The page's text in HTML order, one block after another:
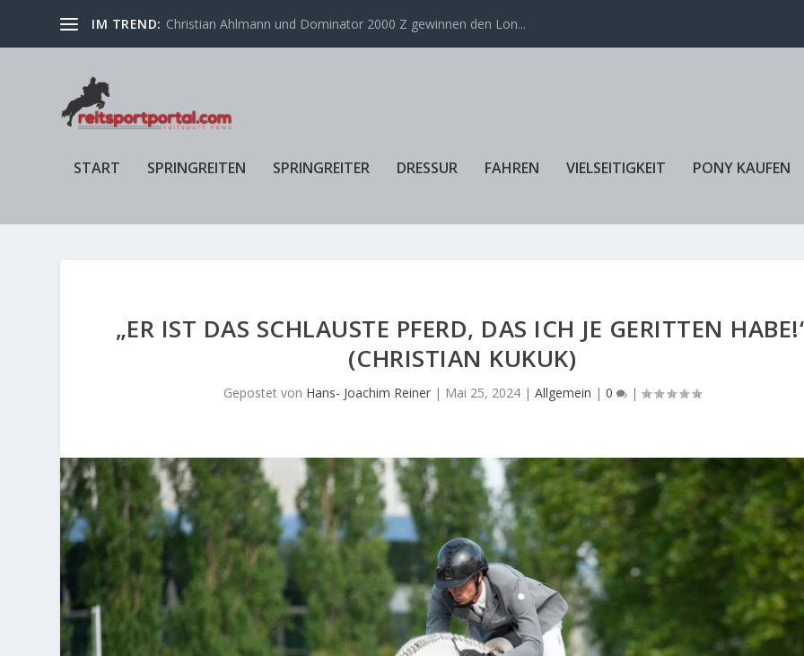
IM TREND: Christian Ahlmann und Dominator 2000 Z gewinnen den Lon...
START SPRINGREITEN SPRINGREITER DRESSUR FAHREN VIELSEITIGKEIT PONY KAUFEN
„ER IST DAS SCHLAUSTE PFERD, DAS ICH JE GERITTEN
(CHRISTIAN KUKUK)
Gepostet von Hans- Joachim Reiner| Mai 25, 2024| Allgemein | 0 |